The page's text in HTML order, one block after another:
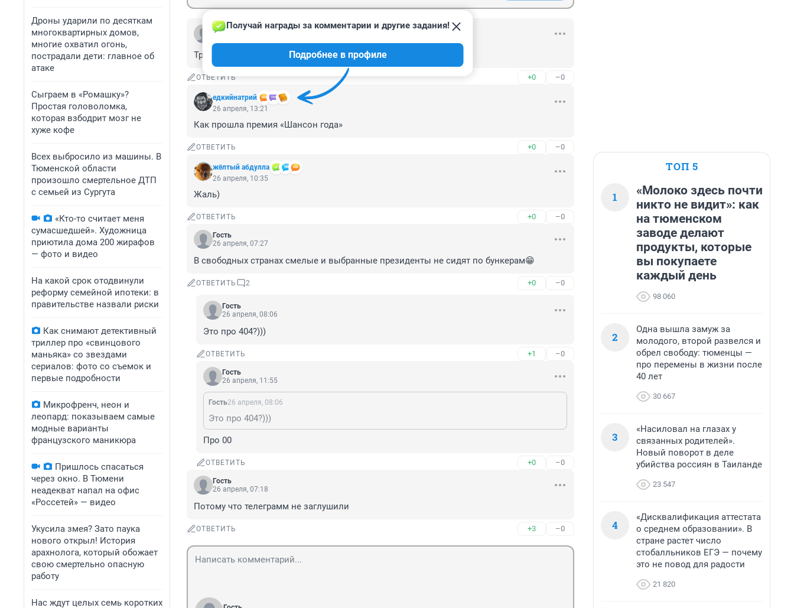
Дроны ударили по десяткам
многоквартирных домов,
многие охватил огонь,
пострадали дети: главное об
атаке
Сыграем в «Ромашку»?
Простая головоломка,
которая взбодрит мозг не
хуже кофе
Всех выбросило из машины. В
Тюменской области
произошло смертельное ДТП
с семьей из Сургута
«Кто-то считает меня
сумасшедшей». Художница
приютила дома 200 жирафов
— фото и видео
На какой срок отодвинули
реформу семейной ипотеки: в
правительстве назвали риски
Как снимают детективный
триллер про «свинцового
маньяка» со звездами
сериалов: фото со съемок и
первые подробности
Микрофренч, неон и
леопард: показываем самые
модные варианты
французского маникюра
Пришлось спасаться
через окно. В Тюмени
неадекват напал на офис
«Россетей» — видео
Укусила змея? Зато паука
нового открыл! История
арахнолога, который обожает
свою смертельно опасную
работу
Нас ждут целых семь коротких
Гость
Трампушка! Не осироти россиян!
ОТВЕТИТЬ +0 –0
едкийнатрий
Получай награды за комментарии и другие задания!
Подробнее в профиле
26 апреля, 13:21
Как прошла премия «Шансон года»
ОТВЕТИТЬ +0 –0
жёлтый абдулла
26 апреля, 10:35
Жаль)
ОТВЕТИТЬ +0 –0
Гость
26 апреля, 07:27
В свободных странах смелые и выбранные президенты не сидят по бункерам😁
ОТВЕТИТЬ 2 +0 –0
Гость
26 апреля, 08:06
Это про 404?)))
ОТВЕТИТЬ +1 –0
Гость
26 апреля, 11:55
Гость26 апреля, 08:06
Это про 404?)))
Про 00
ОТВЕТИТЬ +0 –0
Гость
26 апреля, 07:18
Потому что телеграмм не заглушили
ОТВЕТИТЬ +3 –0
ТОП 5
1
«Молоко здесь почти
никто не видит»: как
на тюменском
заводе делают
продукты, которые
вы покупаете
каждый день
98 060
2
Одна вышла замуж за
молодого, второй развелся и
обрел свободу: тюменцы —
про перемены в жизни после
40 лет
30 667
3
«Насиловал на глазах у
связанных родителей».
Новый поворот в деле
убийства россиян в Таиланде
23 547
4
«Дисквалификация аттестата
о среднем образовании». В
стране растет число
стобалльников ЕГЭ — почему
это не повод для радости
21 820